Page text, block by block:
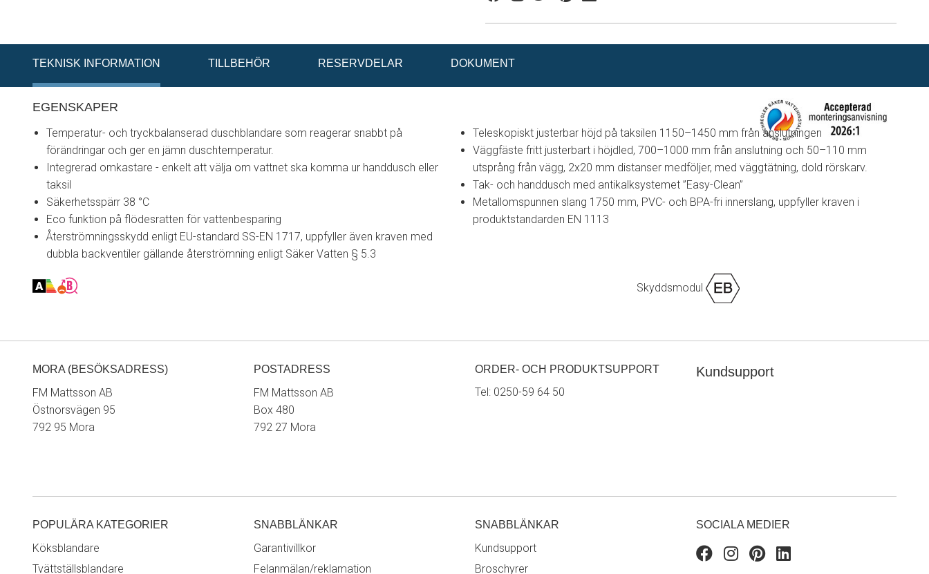
TEKNISK INFORMATION TILLBEHÖR RESERVDELAR DOKUMENT
EGENSKAPER
Temperatur- och tryckbalanserad duschblandare som reagerar snabbt på
förändringar och ger en jämn duschtemperatur.
Integrerad omkastare - enkelt att välja om vattnet ska komma ur handdusch eller
taksil
Säkerhetsspärr 38 °C
Eco funktion på flödesratten för vattenbesparing
Återströmningsskydd enligt EU-standard SS-EN 1717, uppfyller även kraven med
dubbla backventiler gällande återströmning enligt Säker Vatten § 5.3
Teleskopiskt justerbar höjd på taksilen 1150–1450 mm från anslutningen
Väggfäste fritt justerbart i höjdled, 700–1000 mm från anslutning och 50–110 mm
utsprång från vägg, 2x20 mm distanser medföljer, med väggtätning, dold rörskarv.
Tak- och handdusch med antikalksystemet ”Easy-Clean”
Metallomspunnen slang 1750 mm, PVC- och BPA-fri innerslang, uppfyller kraven i
produktstandarden EN 1113
Skyddsmodul
MORA (BESÖKSADRESS)
FM Mattsson AB
Östnorsvägen 95
792 95 Mora
POSTADRESS
FM Mattsson AB
Box 480
792 27 Mora
ORDER- OCH PRODUKTSUPPORT
Tel: 0250-59 64 50
Kundsupport
POPULÄRA KATEGORIER
Köksblandare
Tvättställsblandare
SNABBLÄNKAR
Garantivillkor
Felanmälan/reklamation
SNABBLÄNKAR
Kundsupport
Broschyrer
SOCIALA MEDIER
FacebookInstagram
Pinterest